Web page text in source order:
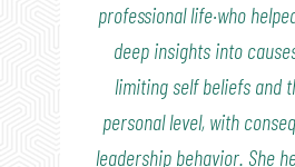
professional life·who
deep insights into
limiting self beliefs and
personal level, with
leadership behavior. She